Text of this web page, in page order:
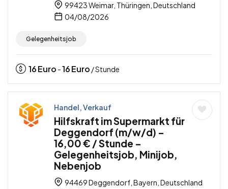
99423 Weimar, Thüringen, Deutschland
04/08/2026
Gelegenheitsjob
16Euro -16Euro / Stunde
Handel, Verkauf
Hilfskraft im Supermarkt für
Deggendorf (m/w/d) –
16,00 € / Stunde –
Gelegenheitsjob, Minijob,
Nebenjob
94469 Deggendorf, Bayern, Deutschland